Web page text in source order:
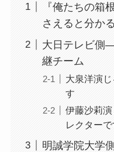
『俺たちの箱
さえると分かる
大日テレビ側
継チーム
大泉洋演
す
伊藤沙莉
レクターで
明誠学院大学